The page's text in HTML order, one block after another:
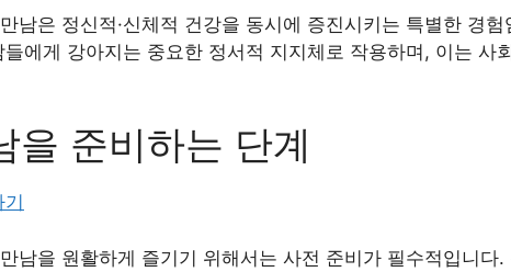
남은 정신적·신체적 건강을 동시에 증진시키는 특별한 경
에게 강아지는 중요한 정서적 지지체로 작용하며, 이는 사
을 준비하는 단계
남을 원활하게 즐기기 위해서는 사전 준비가 필수적입니다